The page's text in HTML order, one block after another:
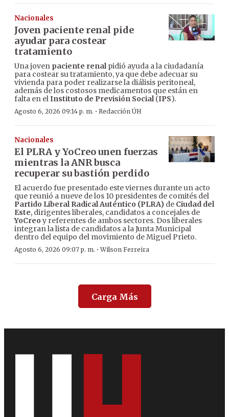
Nacionales
Joven paciente renal pide
ayudar para costear
tratamiento
Una joven paciente renalpidió ayuda a la ciudadanía
para costear su tratamiento, ya que debe adecuar su
vivienda para poder realizarse la diálisis peritoneal,
además de los costosos medicamentos que están en
falta en elInstituto de Previsión Social(IPS).
Agosto 6, 2026 09:14 p. m. · Redacción ÚH
Nacionales
El PLRA y YoCreo unen fuerzas
mientras la ANR busca
recuperar su bastión perdido
El acuerdo fue presentado este viernes durante un acto
que reunió a nueve de los 10 presidentes de comités del
Partido Liberal Radical Auténtico (PLRA) de Ciudad del
Este, dirigentes liberales, candidatos a concejales de
YoCreo y referentes de ambos sectores. Dos liberales
integran la lista de candidatos a la Junta Municipal
dentro del equipo del movimiento de Miguel Prieto.
Agosto 6, 2026 09:07 p. m. ·Wilson Ferreira
Carga Más